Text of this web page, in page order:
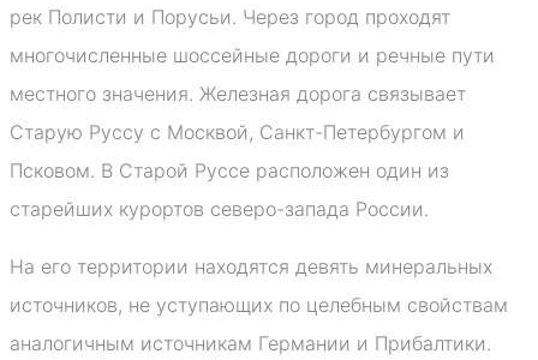
рек Полисти и Порусьи. Через город проходят
многочисленные шоссейные дороги и речные пути
местного значения. Железная дорога связывает
Старую Руссу с Москвой, Санкт-Петербургом и
Псковом. В Старой Руссе расположен один из
старейших курортов северо-запада России.
На его территории находятся девять минеральных
источников, не уступающих по целебным свойствам
аналогичным источникам Германии и Прибалтики.